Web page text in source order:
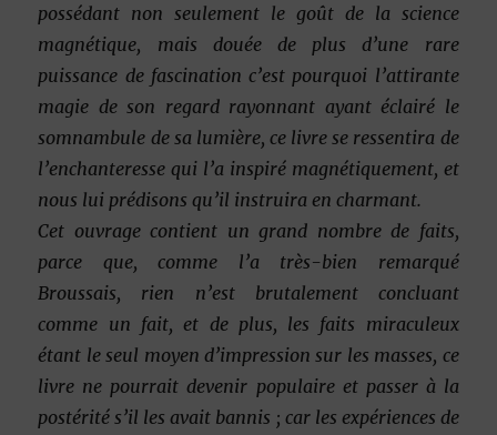
possédant non seulement le goût de la science
magnétique, mais douée de plus d’une rare
puissance de fascination c’est pourquoi l’attirante
magie de son regard rayonnant ayant éclairé le
somnambule de sa lumière, ce livre se ressentira de
l’enchanteresse qui l’a inspiré magnétiquement, et
nous lui prédisons qu’il instruira en charmant.
Cet ouvrage contient un grand nombre de faits,
parce que, comme l’a très-bien remarqué
Broussais, rien n’est brutalement concluant
comme un fait, et de plus, les faits miraculeux
étant le seul moyen d’impression sur les masses, ce
livre ne pourrait devenir populaire et passer à la
postérité s’il les avait bannis ; car les expériences de